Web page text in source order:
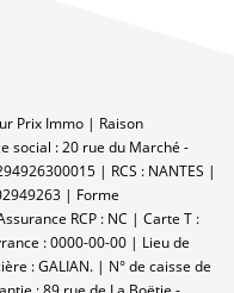
Prix Immo | Raison
social : 20 rue du Marché -
| RCS : NANTES |
| Forme
RCP : NC | Carte T :
: 0000-00-00 | Lieu de
: GALIAN. | N° de caisse de